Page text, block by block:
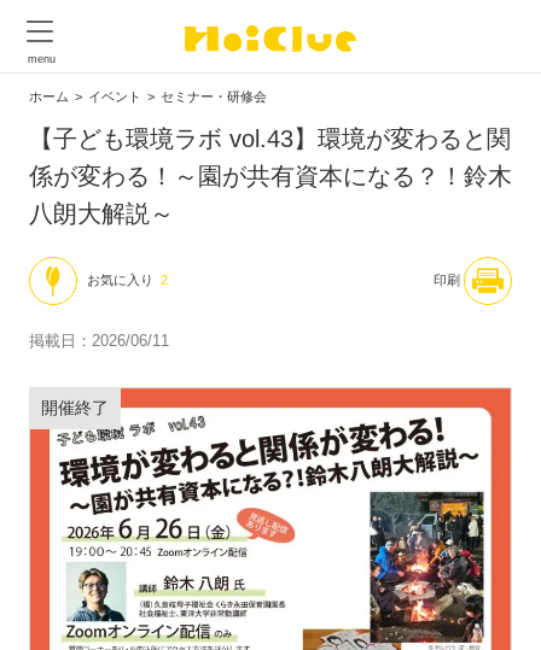
ホーム イベント セミナー・研修会
【子ども環境ラボ vol.43】環境が変わると関
係が変わる！～園が共有資本になる？！鈴木
八朗大解説～
お気に入り 2 印刷
掲載日：2026/06/11
開催終了